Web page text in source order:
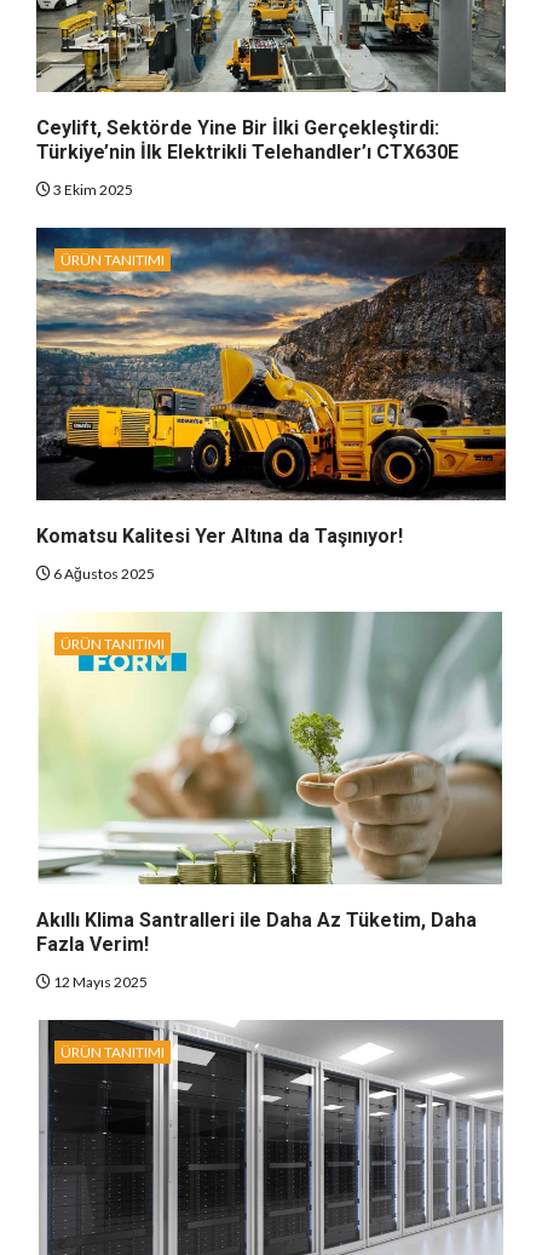
Ceylift, Sektörde Yine Bir İlki Gerçekleştirdi:
Türkiye’nin İlk Elektrikli Telehandler’ı CTX630E
3 Ekim 2025
ÜRÜN TANITIMI
Komatsu Kalitesi Yer Altına da Taşınıyor!
6 Ağustos 2025
ÜRÜN TANITIMI
Akıllı Klima Santralleri ile Daha Az Tüketim, Daha
Fazla Verim!
12 Mayıs 2025
ÜRÜN TANITIMI